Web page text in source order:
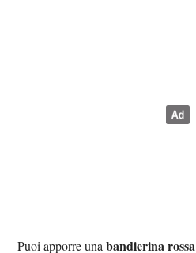
Puoi apporre unabandierina rossa